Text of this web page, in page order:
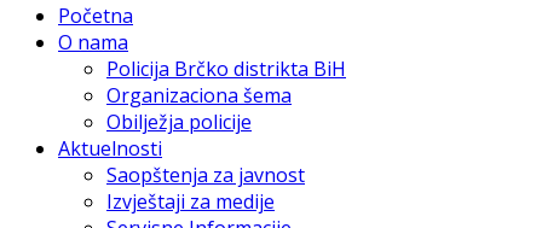
Početna
O nama
Policija Brčko distrikta BiH
Organizaciona šema
Obilježja policije
Aktuelnosti
Saopštenja za javnost
Izvještaji za medije